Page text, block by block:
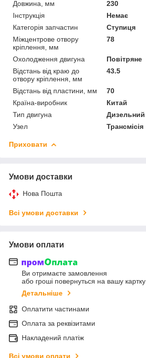
Довжина, мм
230
Інструкція
Немає
Категорія запчастин
Ступиця
Міжцентрове отвору
кріплення, мм
78
Охолодження двигуна
Повітряне
Відстань від краю до
отвору кріплення, мм
43.5
Відстань від пластини, мм
70
Країна-виробник
Китай
Тип двигуна
Дизельний
Узел
Трансмісія
Приховати
Умови доставки
Нова Пошта
Всі умови доставки
Умови оплати
Ви отримаєте замовлення
або гроші повернуться на вашу картку
Детальніше
Оплатити частинами
Оплата за реквізитами
Накладений платіж
Всі умови оплати